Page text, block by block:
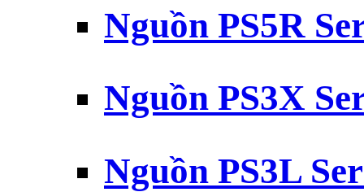
Nguồn PS5R
Nguồn PS3X
Nguồn PS3L